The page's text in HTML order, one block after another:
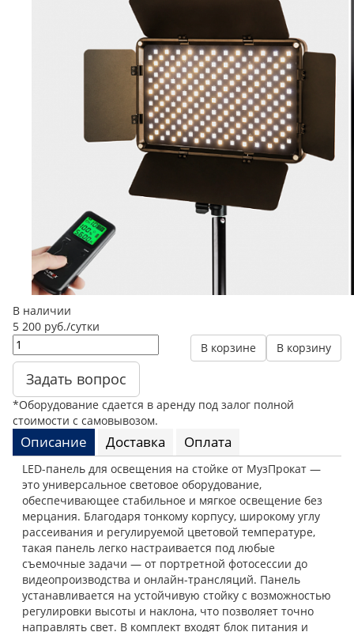
В наличии
5 200 руб./сутки
В корзину
В корзине
Задать вопрос
*Оборудование сдается в аренду под залог полной
стоимости с самовывозом.
Описание Доставка Оплата
LED-панель для освещения на стойке от МузПрокат —
это универсальное световое оборудование,
обеспечивающее стабильное и мягкое освещение без
мерцания. Благодаря тонкому корпусу, широкому углу
рассеивания и регулируемой цветовой температуре,
такая панель легко настраивается под любые
съемочные задачи — от портретной фотосессии до
видеопроизводства и онлайн-трансляций. Панель
устанавливается на устойчивую стойку с возможностью
регулировки высоты и наклона, что позволяет точно
направлять свет. В комплект входят блок питания и